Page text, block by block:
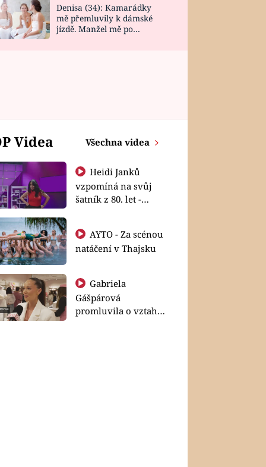
Denisa (34): Kamarádky
mě přemluvily k dámské
jízdě. Manžel mě po
Videa Všechna videa
Heidi Janků
vzpomíná na svůj
šatník z 80. let -
natáčení v Thajsku
Gabriela
Gášpárová
promluvila o vztahu